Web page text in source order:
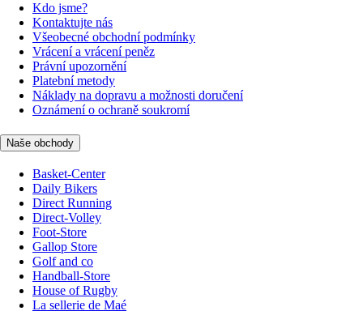
Kdo jsme?
Kontaktujte nás
Všeobecné obchodní podmínky
Vrácení a vrácení peněz
Právní upozornění
Platební metody
Náklady na dopravu a možnosti doručení
Oznámení o ochraně soukromí
Naše obchody
Basket-Center
Daily Bikers
Direct Running
Direct-Volley
Foot-Store
Gallop Store
Golf and co
Handball-Store
House of Rugby
La sellerie de Maé